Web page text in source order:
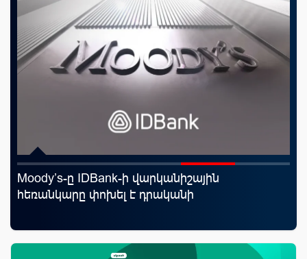
Moody’s-ը IDBank-ի վարկանիշային
հեռանկարը փոխել է դրականի